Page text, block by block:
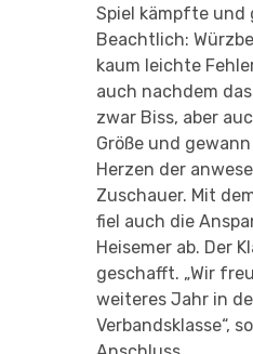
Spiel kämpfte und
Beachtlich:
kaum leichte
auch nachdem
zwar Biss, aber
Größe und
Herzen der
Zuschauer. Mit
fiel auch die
Heisemer ab. Der
geschafft. „Wir
weiteres Jahr in
Verbandsklasse“,